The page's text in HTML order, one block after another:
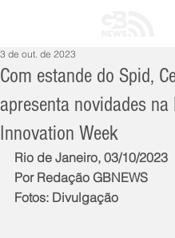
Com estande do Spid,
apresenta novidades na
Innovation Week
3 de out. de 2023
Rio de Janeiro, 03/10/2023
Por Redação GBNEWS
Fotos: Divulgação